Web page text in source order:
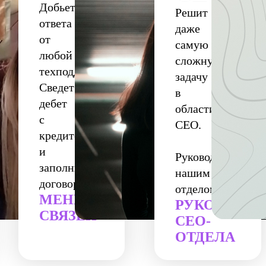
Добьется
ответа
от
любой
техподдержки.
Сведет
дебет
с
кредитом
и
заполнит
договор
МЕНЕДЖЕР
СВЯЗЕЙ
Решит
даже
самую
сложную
задачу
в
области
СЕО.
Руководит
нашим
отделом
СЕО-
ОТДЕЛА